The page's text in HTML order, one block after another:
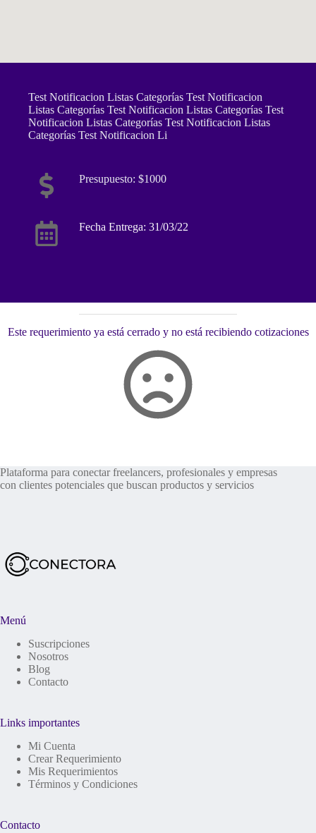
Test Notificacion Listas Categorías Test Notificacion
Listas Categorías Test Notificacion Listas Categorías Test
Notificacion Listas Categorías Test Notificacion Listas
Categorías Test Notificacion Li
Presupuesto: $1000
Fecha Entrega: 31/03/22
Este requerimiento ya está cerrado y no está recibiendo cotizaciones
Plataforma para conectar freelancers, profesionales y empresas
con clientes potenciales que buscan productos y servicios
Menú
Suscripciones
Nosotros
Blog
Contacto
Links importantes
Mi Cuenta
Crear Requerimiento
Mis Requerimientos
Términos y Condiciones
Contacto